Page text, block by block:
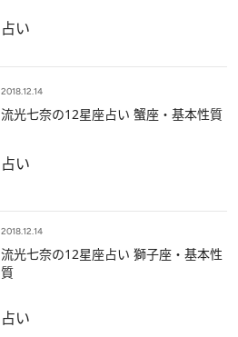
占い
2018.12.14
流光七奈の12星座占い 蟹座・基本性質
占い
2018.12.14
流光七奈の12星座占い 獅子座・基本性
質
占い